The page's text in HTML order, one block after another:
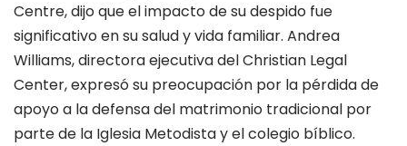
Centre, dijo que el impacto de su despido fue
significativo en su salud y vida familiar. Andrea
Williams, directora ejecutiva del Christian Legal
Center, expresó su preocupación por la pérdida de
apoyo a la defensa del matrimonio tradicional por
parte de la Iglesia Metodista y el colegio bíblico.